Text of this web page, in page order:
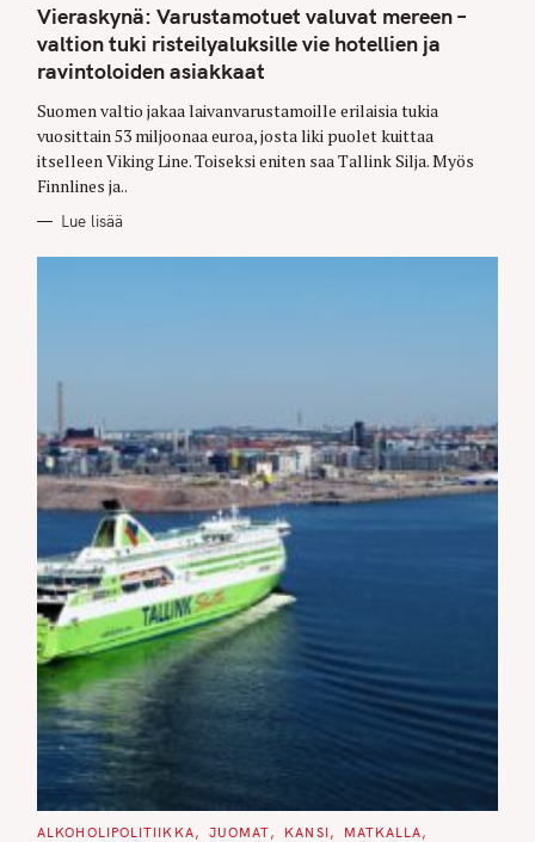
T
E
G
O
R
I
S
Vieraskynä: Varustamotuet valuvat mereen –
valtion tuki risteilyaluksille vie hotellien ja
ravintoloiden asiakkaat
Suomen valtio jakaa laivanvarustamoille erilaisia tukia
vuosittain 53 miljoonaa euroa, josta liki puolet kuittaa
itselleen Viking Line. Toiseksi eniten saa Tallink Silja. Myös
Finnlines ja..
Lue lisää
C
ALKOHOLIPOLITIIKKA JUOMAT KANSI
MATKALLA